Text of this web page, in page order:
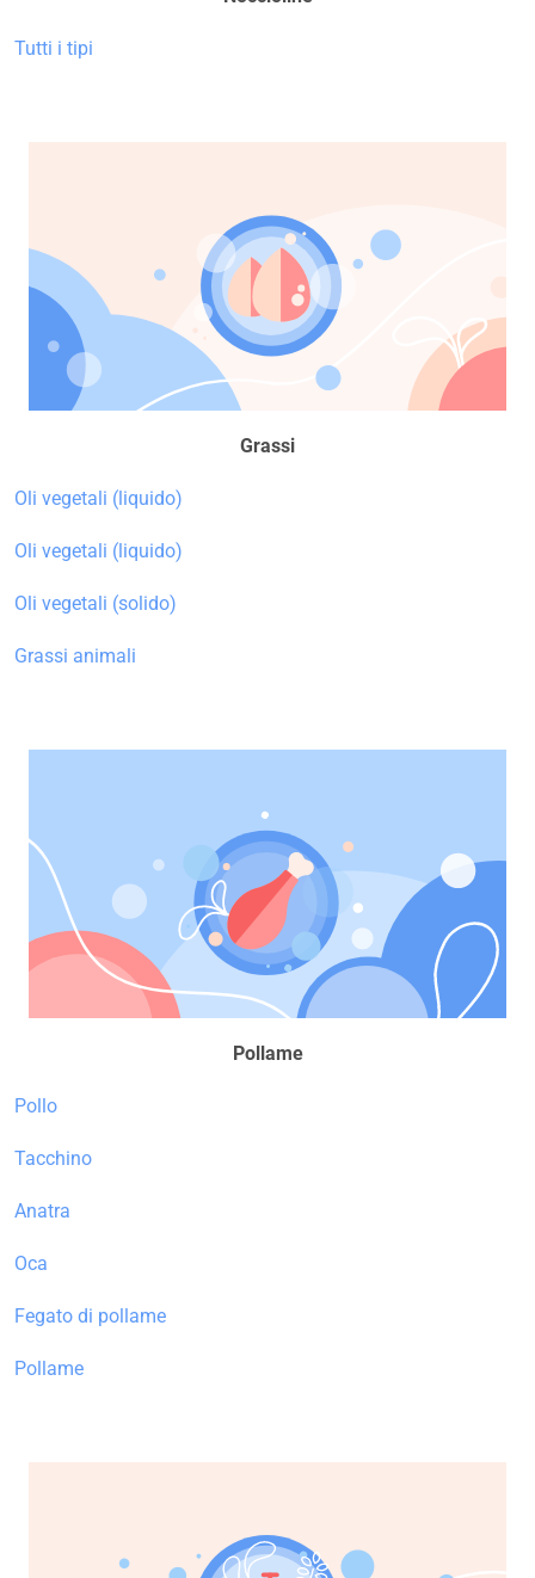
Tutti i tipi
Grassi
Oli vegetali (liquido)
Oli vegetali (liquido)
Oli vegetali (solido)
Grassi animali
Pollame
Pollo
Tacchino
Anatra
Oca
Fegato di pollame
Pollame